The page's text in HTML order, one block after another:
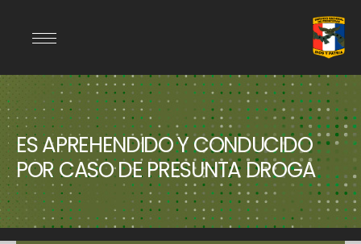
ES APREHENDIDO Y CONDUCIDO
POR CASO DE PRESUNTA DROGA